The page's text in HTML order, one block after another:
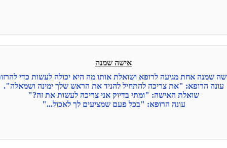
אישה שמנה
שמנה אחת מגיעה לרופא ושואלת אותו מה היא יכולה לעשות כדי
עונה הרופא: "את צריכה להתחיל להניד את הראש שלך ימינה ושמאלה".
שואלת האישה: "ומתי בדיוק אני צריכה לעשות את זה?"
עונה הרופא: "בכל פעם שמציעים לך לאכול..."